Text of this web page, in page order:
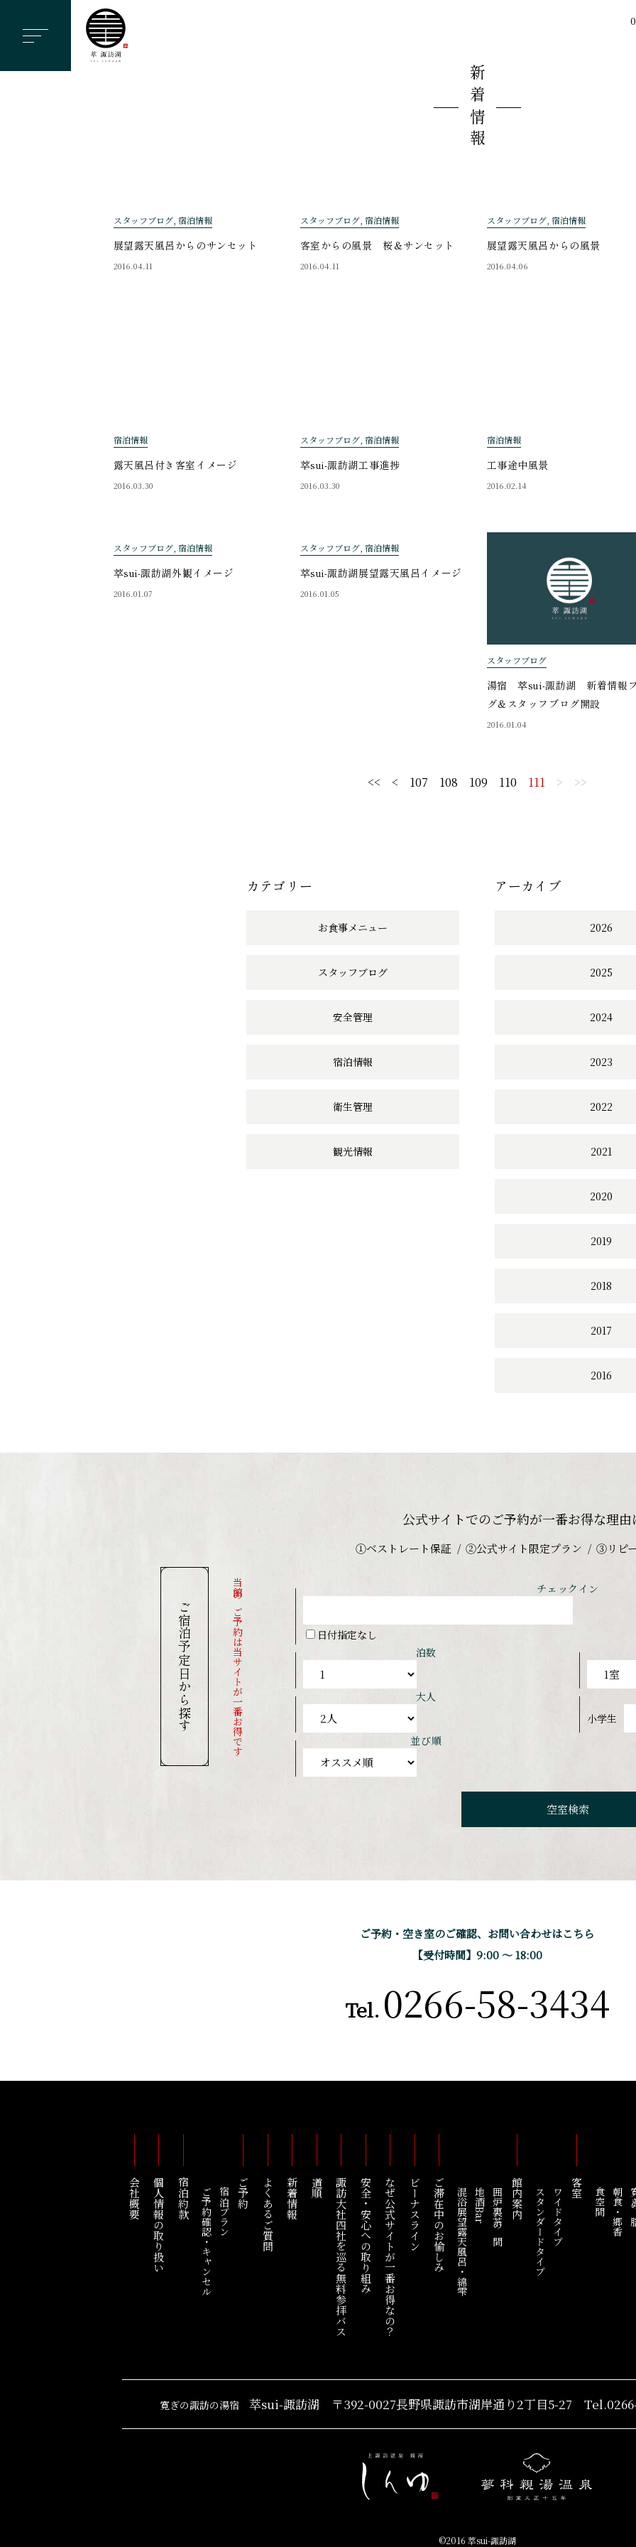
ー
新着情報
スタッフブログ, 宿泊情報
展望露天風呂からのサンセット
2016.04.11
スタッフブログ, 宿泊情報
客室からの風景 桜＆サンセット
2016.04.11
スタッフブログ, 宿泊情報
展望露天風呂からの風景
2016.04.06
宿泊情報
露天風呂付き客室イメージ
2016.03.30
スタッフブログ, 宿泊情報
萃sui-諏訪湖工事進捗
2016.03.30
宿泊情報
工事途中風景
2016.02.14
スタッフブログ, 宿泊情報
萃sui-諏訪湖外観イメージ
2016.01.07
スタッフブログ, 宿泊情報
萃sui-諏訪湖展望露天風呂イメージ
2016.01.05
スタッフブログ
湯宿 萃sui-諏訪湖 新着情報
グ＆スタッフブログ開設
2016.01.04
<< < 107 108 109 110 111 > >>
カテゴリー
お食事メニュー
スタッフブログ
安全管理
宿泊情報
衛生管理
観光情報
アーカイブ
2026
2025
2024
2023
2022
2021
2020
2019
2018
2017
2016
ご宿泊予定日から探す 当館のご予約は当サイトが一番お得です
公式サイトでのご予約が一番お得な理
①ベストレート保証 ②公式サイト限定プラン ③リピ
チェックイン
日付指定なし
泊数
大人
小学生
並び順
ご予約・空き室のご確認、 お問い合わせはこちら
【受付時間】9:00 〜 18:00
Tel. 0266-58-3434
寛
朝食・郷香
食空間
客室
ワイドタイプ
スタンダードタイプ
館内案内
囲炉裏茶の間
地酒Bar
混浴展望露天風呂・綿雫
ご滞在中のお愉しみ
ビーナスライン
なぜ公式サイトが一番お得なの？
安全・安心への取り組み
諏訪大社四社を巡る
無料参拝バス
道順
新着情報
よくあるご質問
ご予約
宿泊プラン
ご予約確認・キャンセル
宿泊約款
個人情報の取り扱い
会社概要
寛ぎの諏訪の湯宿 萃sui-諏訪湖 〒392-0027長野県諏訪市湖岸通り2丁目5-27
©2016 萃sui-諏訪湖